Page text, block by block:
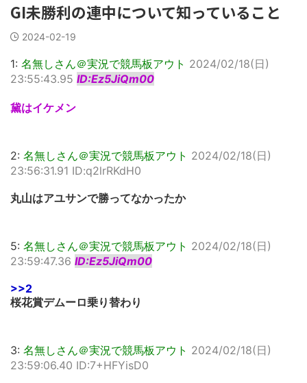
GI未勝利の連中について知っていること
2024-02-19
1: 名無しさん＠実況で競馬板アウト 2024/02/18(日)
23:55:43.95 ID:Ez5JiQm00
黛はイケメン
2: 名無しさん＠実況で競馬板アウト 2024/02/18(日)
23:56:31.91 ID:q2lrRKdH0
丸山はアユサンで勝ってなかったか
5: 名無しさん＠実況で競馬板アウト 2024/02/18(日)
23:59:47.36 ID:Ez5JiQm00
>>2
桜花賞デムーロ乗り替わり
3: 名無しさん＠実況で競馬板アウト 2024/02/18(日)
23:59:06.40 ID:7+HFYisD0